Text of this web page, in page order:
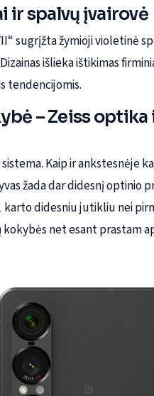
ir spalvų įvairovė
sugrįžta žymioji violetinė
išlieka ištikimas
tendencijomis.
– Zeiss optika
Kaip ir ankstesnėje
žada dar didesnį optinio
didesniu jutikliu nei
net esant prastam